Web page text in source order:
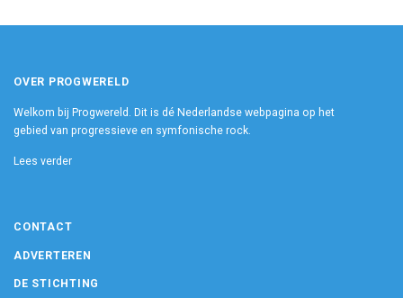
OVER PROGWERELD
Welkom bij Progwereld. Dit is dé Nederlandse webpagina op het
gebied van progressieve en symfonische rock.
Lees verder
CONTACT
ADVERTEREN
DE STICHTING